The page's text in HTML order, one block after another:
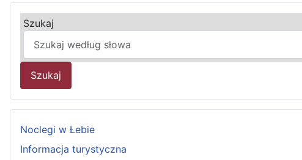
Szukaj
Szukaj
Noclegi w Łebie
Informacja turystyczna